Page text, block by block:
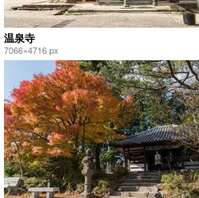
温泉寺
7066×4716 px